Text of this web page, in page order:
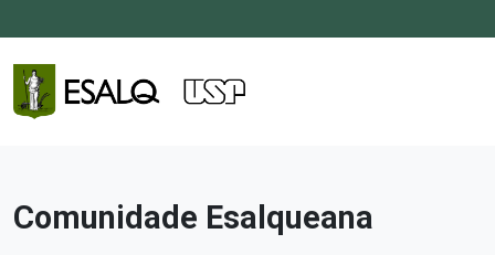
Comunidade Esalqueana